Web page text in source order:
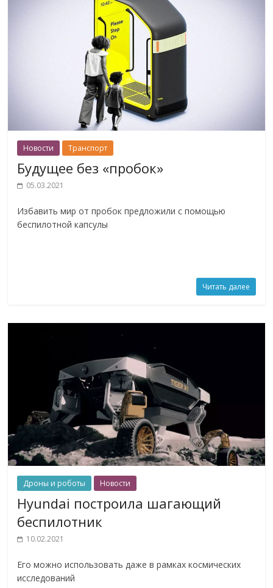
Новости Транспорт
Будущее без «пробок»
05.03.2021
Избавить мир от пробок предложили с помощью
беспилотной капсулы
Читать далее
Дроны и роботы Новости
Hyundai построила шагающий
беспилотник
10.02.2021
Его можно использовать даже в рамках космических
исследований